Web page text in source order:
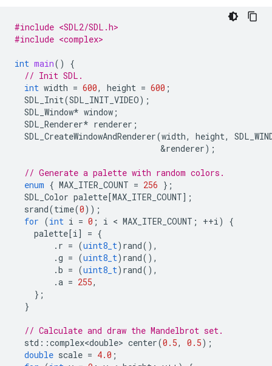
#include <SDL2/SDL.h>
#include <complex>
int main()
{
// Init SDL.
int width = 600, height = 600 ;
SDL_Init(SDL_INIT_VIDEO);
SDL_Window* window ;
SDL_Renderer* renderer ;
SDL_CreateWindowAndRenderer(width, height,
&renderer);
// Generate a palette with random colors.
enum { MAX_ITER_COUNT = 256 };
SDL_Color palette [MAX_ITER_COUNT];
srand(time(0));
for (int i = 0 ; i < MAX_ITER_COUNT ; ++i)
{
palette [i] = {
. r = (uint8_t) rand(),
.g = (uint8_t) rand(),
.b = (uint8_t) rand(),
.a = 255,
};
}
// Calculate and draw the Mandelbrot set.
std ::complex<double> center(0.5, 0.5);
double scale = 4.0 ;